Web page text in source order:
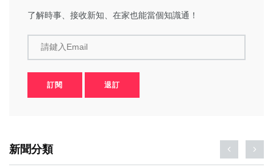
了解時事、接收新知、在家也能當個知識通！
請鍵入Email
訂閱 退訂
新聞分類